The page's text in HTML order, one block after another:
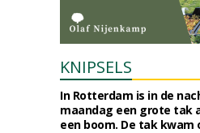
KNIPSELS
In Rotterdam is in de
maandag een grote tak
een boom. De tak kwam